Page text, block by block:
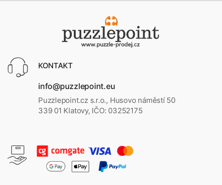
KONTAKT
info@puzzlepoint.eu
Puzzlepoint.cz s.r.o., Husovo náměstí 50
339 01 Klatovy, IČO: 03252175